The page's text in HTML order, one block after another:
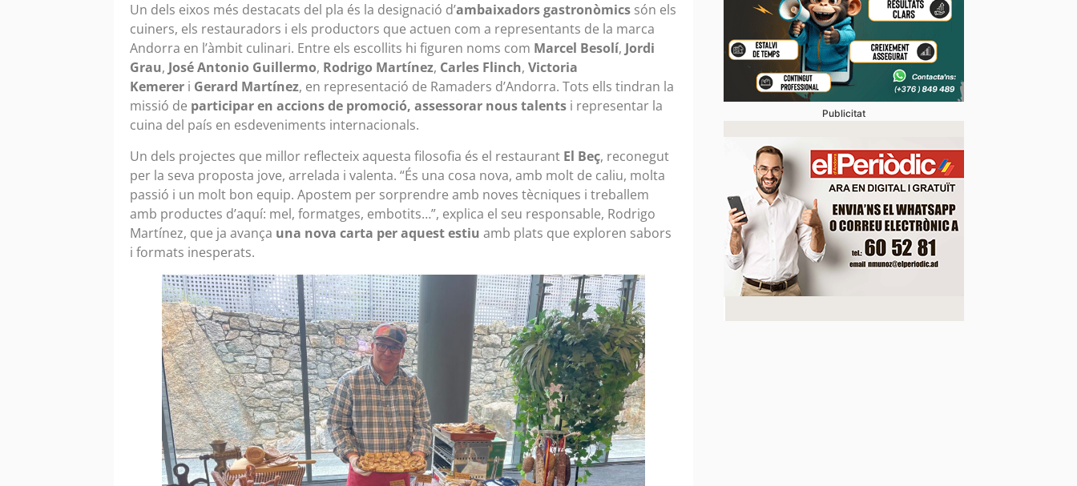
Un dels eixos més destacats del pla és la designació d’ambaixadors gastronòmics són els
cuiners, els restauradors i els productors que actuen com a representants de la marca
Andorra en l’àmbit culinari. Entre els escollits hi figuren noms com Marcel Besolí, Jordi
Grau, José Antonio Guillermo, Rodrigo Martínez, Carles Flinch, Victoria
Kemerer i Gerard Martínez, en representació de Ramaders d’Andorra. Tots ells tindran la
missió de participar en accions de promoció, assessorar nous talents i representar la
cuina del país en esdeveniments internacionals.
Un dels projectes que millor reflecteix aquesta filosofia és el restaurant El Beç, reconegut
per la seva proposta jove, arrelada i valenta. “És una cosa nova, amb molt de caliu, molta
passió i un molt bon equip. Apostem per sorprendre amb noves tècniques i treballem
amb productes d’aquí: mel, formatges, embotits…”, explica el seu responsable, Rodrigo
Martínez, que ja avança una nova carta per aquest estiu amb plats que exploren sabors
i formats inesperats.
Publicitat